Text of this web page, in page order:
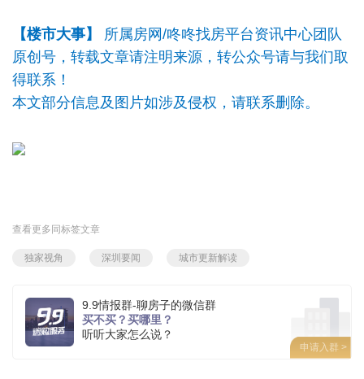
【楼市大事】 所属房网/咚咚找房平台资讯中心团队
原创号，转载文章请注明来源，转公众号请与我们取
得联系！
本文部分信息及图片如涉及侵权，请联系删除。
查看更多同标签文章
独家视角 深圳要闻 城市更新解读
9.9情报群-聊房子的微信群
买不买？买哪里？
听听大家怎么说？
申请入群 >